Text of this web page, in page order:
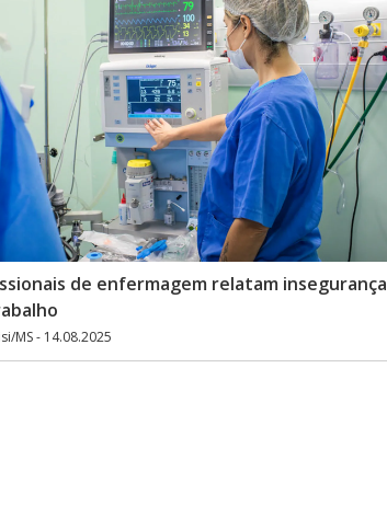
de enfermagem relatam insegurança
MS - 14.08.2025